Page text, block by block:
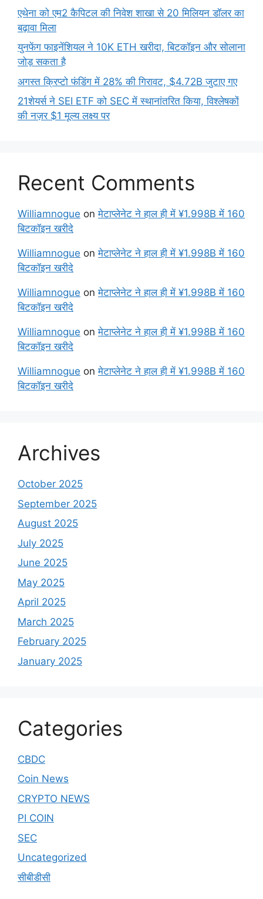
एथेना को एम2 कैपिटल की निवेश शाखा से 20 मिलियन डॉलर का
बढ़ावा मिला
युनफेंग फाइनेंशियल ने 10K ETH खरीदा, बिटकॉइन और सोलाना
जोड़ सकता है
अगस्त क्रिप्टो फंडिंग में 28% की गिरावट, $4.72B जुटाए गए
21शेयर्स ने SEI ETF को SEC में स्थानांतरित किया, विश्लेषकों
की नज़र $1 मूल्य लक्ष्य पर
Recent Comments
Williamnogue onमेटाप्लेनेट ने हाल ही में ¥1.998B में 160
बिटकॉइन खरीदे
Williamnogue onमेटाप्लेनेट ने हाल ही में ¥1.998B में 160
बिटकॉइन खरीदे
Williamnogue onमेटाप्लेनेट ने हाल ही में ¥1.998B में 160
बिटकॉइन खरीदे
Williamnogue onमेटाप्लेनेट ने हाल ही में ¥1.998B में 160
बिटकॉइन खरीदे
Williamnogue onमेटाप्लेनेट ने हाल ही में ¥1.998B में 160
बिटकॉइन खरीदे
Archives
October 2025
September 2025
August 2025
July 2025
June 2025
May 2025
April 2025
March 2025
February 2025
January 2025
Categories
CBDC
Coin News
CRYPTO NEWS
PI COIN
SEC
Uncategorized
सीबीडीसी